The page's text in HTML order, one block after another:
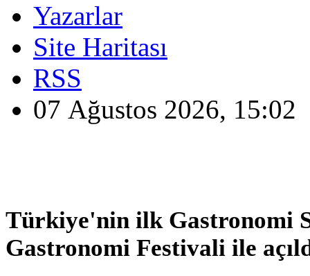
Yazarlar
Site Haritası
RSS
07 Ağustos 2026, 15:02
Türkiye'nin ilk Gastronomi
Gastronomi Festivali ile